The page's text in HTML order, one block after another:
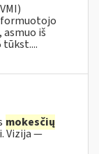
iš
tūkst....
mokesčių
Vizija —